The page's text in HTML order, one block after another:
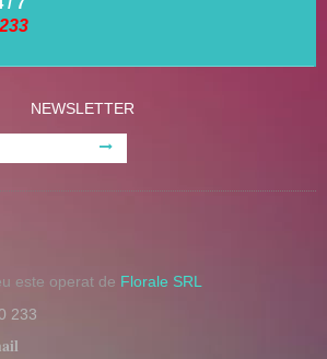
NEWSLETTER
este operat de Florale SRL
233